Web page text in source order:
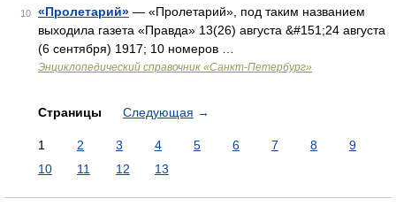
10 «Пролетарий» — «Пролетарий», под таким названием
выходила газета «Правда» 13(26) августа &#151;24 августа
(6 сентября) 1917; 10 номеров …
Энциклопедический справочник «Санкт-Петербург»
Страницы Следующая →
1 2 3 4 5 6 7 8
9
10
11 12 13